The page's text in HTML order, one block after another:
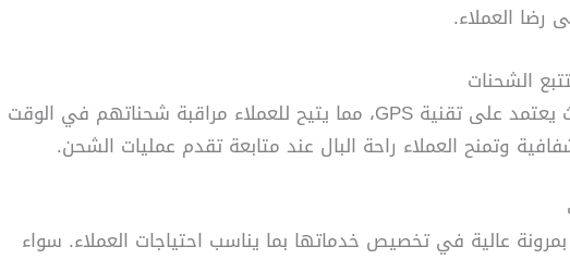
العملاء.
توفر الشركة نظام تتبع حديث يعتمد على تقنية GPS، مما يتيح للعملاء مراقبة شحناتهم في الوقت
وتمنح العملاء راحة البال عند متابعة تقدم عمليات الشحن.
عالية في تخصيص خدماتها بما يناسب احتياجات العملاء. سواء